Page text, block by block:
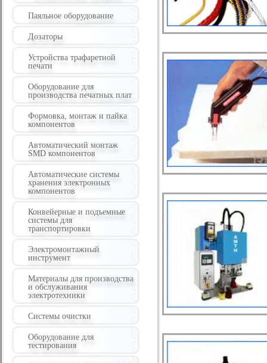
Паяльное оборудование
Дозаторы
Устройства трафаретной
печати
Оборудование для
производства печатных плат
Формовка, монтаж и пайка
компонентов
Автоматический монтаж
SMD компонентов
Автоматические системы
хранения электронных
компонентов
Конвейерные и подъемные
системы для
транспортировки
Электромонтажный
инструмент
Материалы для производства
и обслуживания
электротехники
Системы очистки
Оборудование для
тестирования